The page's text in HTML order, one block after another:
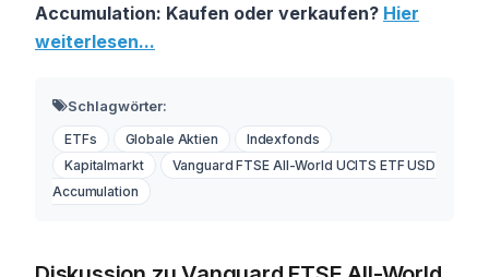
Accumulation: Kaufen oder verkaufen? Hier
weiterlesen...
Schlagwörter:
ETFs Globale Aktien
Indexfonds
Kapitalmarkt
Vanguard FTSE All-World UCITS ETF USD
Accumulation